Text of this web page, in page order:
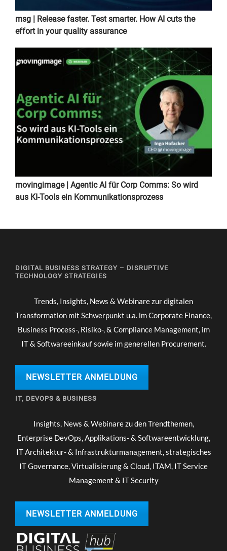
msg | Release faster. Test smarter. How AI cuts the
effort in your quality assurance
movingimage | Agentic AI für Corp Comms: So wird
aus KI-Tools ein Kommunikationsprozess
DIGITAL BUSINESS STRATEGY – DISRUPTIVE
TECHNOLOGY STRATEGIES
Trends, Insights, News & Webinare zur digitalen
Transformation mit Schwerpunkt u.a. im Corporate Finance,
Business Process-, Risiko-, & Compliance Management, im
IT & Softwareeinkauf sowie im generellen Procurement.
NEWSLETTER ANMELDUNG
IT, DEVOPS & BUSINESS
Insights, News & Webinare zu den Trendthemen,
Enterprise DevOps, Applikations- & Softwareentwicklung,
IT Architektur- & Infrastrukturmanagement, strategisches
IT Governance, Virtualisierung & Cloud, ITAM, IT Service
Management & IT Security
NEWSLETTER ANMELDUNG